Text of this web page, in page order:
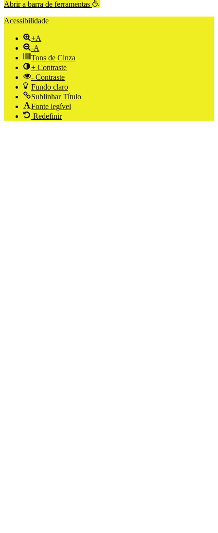
Abrir a barra de ferramentas
Acessibilidade
+A
-A
Tons de Cinza
+ Contraste
- Contraste
Fundo claro
Sublinhar Título
Fonte legível
Redefinir